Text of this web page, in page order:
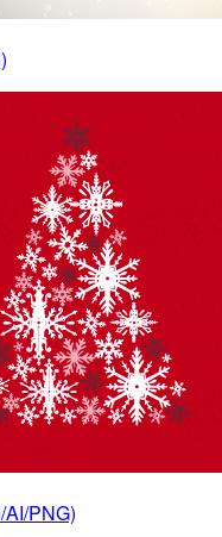
PNG)